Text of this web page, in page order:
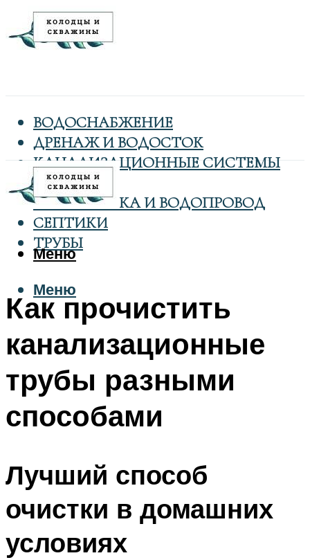
ВОДОСНАБЖЕНИЕ
ДРЕНАЖ И ВОДОСТОК
КАНАЛИЗАЦИОННЫЕ СИСТЕМЫ
КОЛОДЦЫ
САНТЕХНИКА И ВОДОПРОВОД
СЕПТИКИ
ТРУБЫ
Меню
Меню
Как прочистить
канализационные
трубы разными
способами
Лучший способ
очистки в домашних
условиях